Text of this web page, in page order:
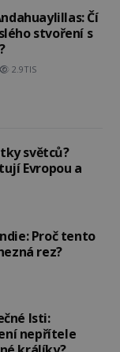
Čí
stvoření s
2.9TIS
světců?
Evropou a
Proč tento
rez?
lsti:
nepřítele